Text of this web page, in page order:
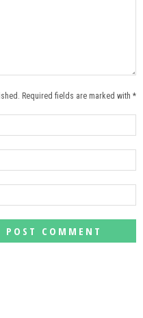
Required fields are marked with *